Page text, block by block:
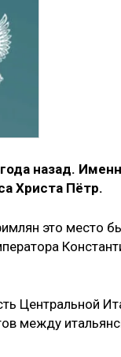
назад.
Христа Пётр.
это место
Центральной
между